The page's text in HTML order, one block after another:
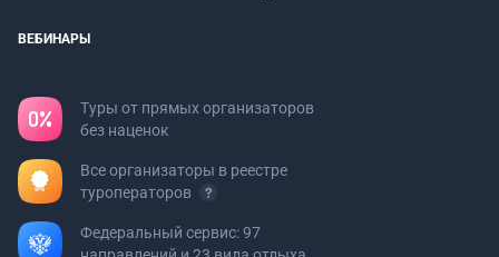
ВЕБИНАРЫ
Туры от прямых организаторов
без наценок
Все организаторы в реестре
туроператоров
Федеральный сервис: 97